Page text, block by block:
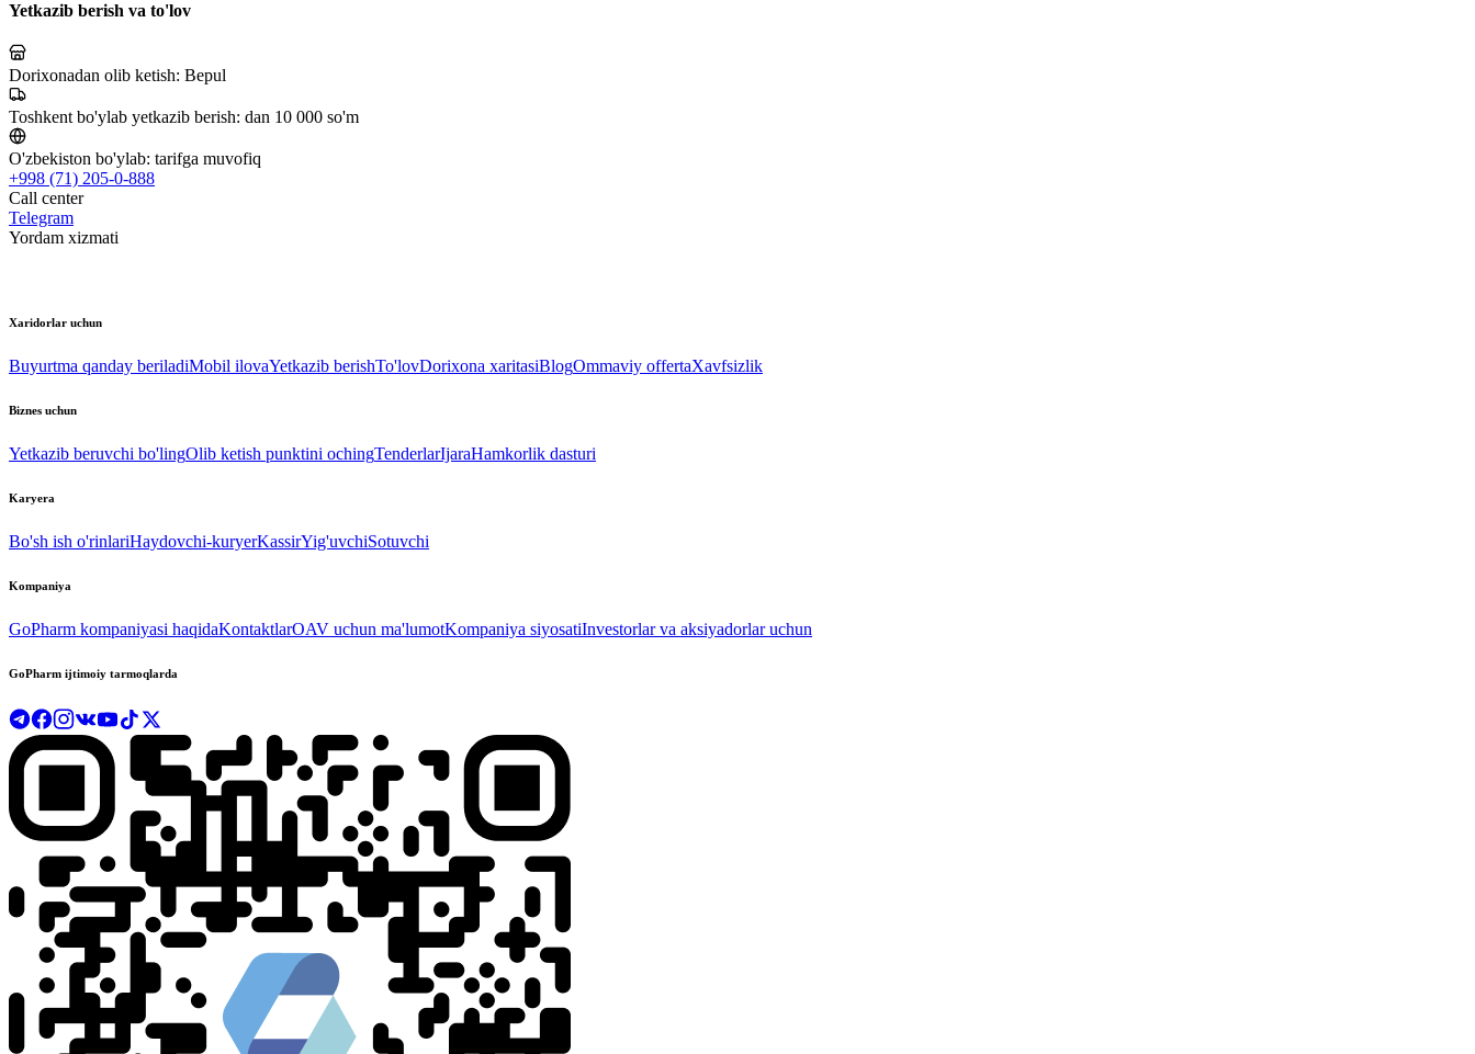
Yetkazib berish va to'lov
Dorixonadan olib ketish: Bepul
Toshkent bo'ylab yetkazib berish: dan 10 000 so'm
O'zbekiston bo'ylab: tarifga muvofiq
+998 (71) 205-0-888
Call center
Telegram
Yordam xizmati
Xaridorlar uchun
Buyurtma qanday beriladiMobil ilovaYetkazib berishTo'lovDorixona xaritasiBlogOmmaviy offertaXavfsizlik
Biznes uchun
Yetkazib beruvchi bo'lingOlib ketish punktini ochingTenderlarIjaraHamkorlik dasturi
Karyera
Bo'sh ish o'rinlariHaydovchi-kuryerKassirYig'uvchiSotuvchi
Kompaniya
GoPharm kompaniyasi haqidaKontaktlarOAV uchun ma'lumotKompaniya siyosatiInvestorlar va aksiyadorlar uchun
GoPharm ijtimoiy tarmoqlarda